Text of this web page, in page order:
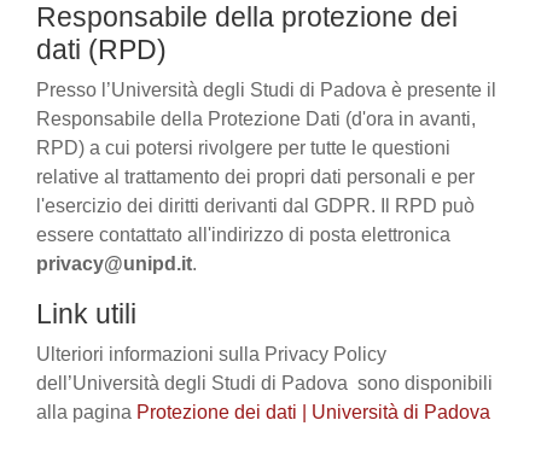
Responsabile della protezione dei
dati (RPD)
Presso l’Università degli Studi di Padova è presente il
Responsabile della Protezione Dati (d'ora in avanti,
RPD) a cui potersi rivolgere per tutte le questioni
relative al trattamento dei propri dati personali e per
l'esercizio dei diritti derivanti dal GDPR. Il RPD può
essere contattato all'indirizzo di posta elettronica
privacy@unipd.it.
Link utili
Ulteriori informazioni sulla Privacy Policy
dell’Università degli Studi di Padova sono disponibili
alla pagina Protezione dei dati | Università di Padova